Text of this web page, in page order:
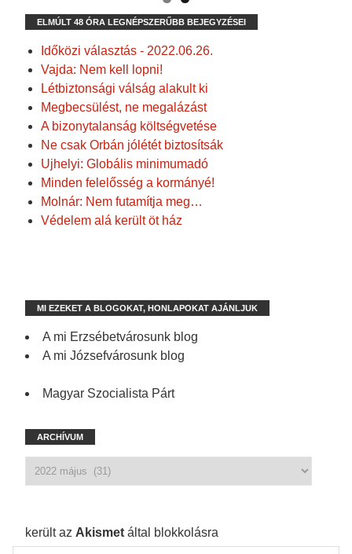
ELMÚLT 48 ÓRA LEGNÉPSZERŰBB BEJEGYZÉSEI
Időközi választás - 2022.06.26.
Vajda: Nem kell lopni!
Létbiztonsági válság alakult ki
Megbecsülést, ne megalázást
A bizonytalanság költségvetése
Ne csak Orbán jólétét biztosítsák
Ujhelyi: Globális minimumadó
Minden felelősség a kormányé!
Molnár: Nem futamítja meg…
Védelem alá került öt ház
MI EZEKET A BLOGOKAT, HONLAPOKAT AJÁNLJUK
A mi Erzsébetvárosunk blog
A mi Józsefvárosunk blog
Magyar Szocialista Párt
ARCHÍVUM
került az Akismet által blokkolásra